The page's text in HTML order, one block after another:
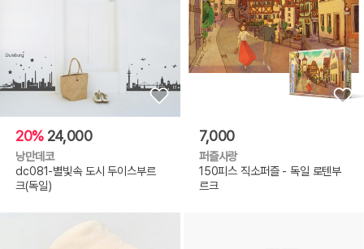
20% 24,000
낭만데코
dc081-별빛속 도시 두이스부르
크(독일)
7,000
퍼즐사랑
150피스 직소퍼즐 - 독일 로텐부
르크